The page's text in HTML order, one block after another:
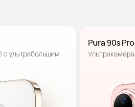
с ультрабольшим
Pura 90s Pro